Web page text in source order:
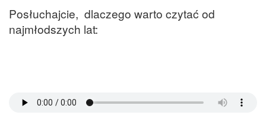
Posłuchajcie, dlaczego warto czytać od
najmłodszych lat: